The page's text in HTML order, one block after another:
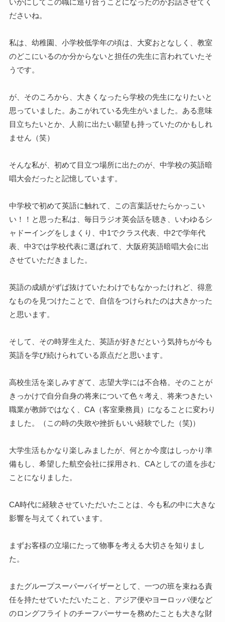
いかにしてこの職に巡り合うことになったのかお話させてく
ださいね。
私は、幼稚園、小学校低学年の頃は、大変おとなしく、教室
のどこにいるのか分からないと担任の先生に言われていたそ
うです。
が、そのころから、大きくなったら学校の先生になりたいと
思っていました。あこがれている先生がいました。ある意味
目立ちたいとか、人前に出たい願望も持っていたのかもしれ
ません（笑）
そんな私が、初めて目立つ場所に出たのが、中学校の英語暗
唱大会だったと記憶しています。
中学校で初めて英語に触れて、この言葉話せたらかっこい
い！！と思った私は、毎日ラジオ英会話を聴き、いわゆるシ
ャドーイングをしまくり、中1でクラス代表、中2で学年代
表、中3では学校代表に選ばれて、大阪府英語暗唱大会に出
させていただきました。
英語の成績がずば抜けていたわけでもなかったけれど、得意
なものを見つけたことで、自信をつけられたのは大きかった
と思います。
そして、その時芽生えた、英語が好きだという気持ちが今も
英語を学び続けられている原点だと思います。
高校生活を楽しみすぎて、志望大学には不合格。そのことが
きっかけで自分自身の将来について色々考え、将来つきたい
職業が教師ではなく、CA（客室乗務員）になることに変わり
ました。（この時の失敗や挫折もいい経験でした（笑)）
大学生活もかなり楽しみましたが、何とか今度はしっかり準
備もし、希望した航空会社に採用され、CAとしての道を歩む
ことになりました。
CA時代に経験させていただいたことは、今も私の中に大きな
影響を与えてくれています。
まずお客様の立場にたって物事を考える大切さを知りまし
た。
またグループスーパーバイザーとして、一つの班を束ねる責
任を持たせていただいたこと、アジア便やヨーロッパ便など
のロングフライトのチーフパーサーを務めたことも大きな財